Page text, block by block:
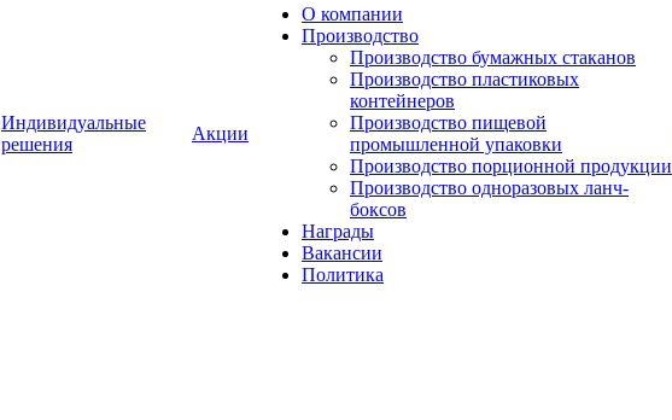
Индивидуальные
решения
Акции
О компании
Производство
Производство бумажных стаканов
Производство пластиковых
контейнеров
Производство пищевой
промышленной упаковки
Производство порционной продукции
Производство одноразовых ланч-
боксов
Награды
Вакансии
Политика